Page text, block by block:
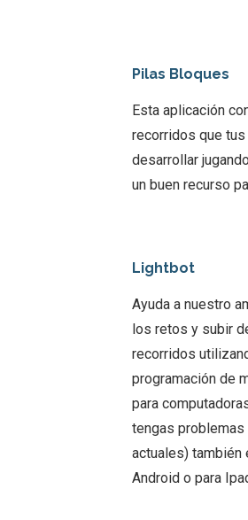
Pilas Bloques
Esta aplicación
recorridos que
desarrollar
un buen recurso
Lightbot
Ayuda a nuestro
los retos y subir
recorridos
programación de
para
tengas
actuales) también
Android o para